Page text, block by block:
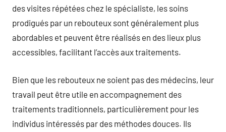
des visites répétées chez le spécialiste, les soins
prodigués par un rebouteux sont généralement plus
abordables et peuvent être réalisés en des lieux plus
accessibles, facilitant l’accès aux traitements.
Bien que les rebouteux ne soient pas des médecins, leur
travail peut être utile en accompagnement des
traitements traditionnels, particulièrement pour les
individus intéressés par des méthodes douces. Ils